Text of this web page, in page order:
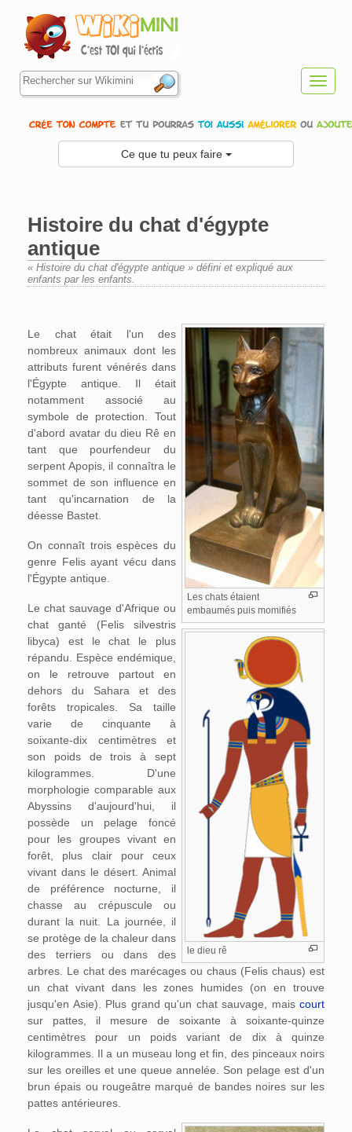
Ce que tu peux faire
Histoire du chat d'égypte
antique
« Histoire du chat d'égypte antique » défini et expliqué aux
enfants par les enfants.
Les chats étaient
embaumés puis momifiés
le dieu rê
Le chat était l'un des
nombreux animaux dont les
attributs furent vénérés dans
l'Égypte antique. Il était
notamment associé au
symbole de protection. Tout
d'abord avatar du dieu Rê en
tant que pourfendeur du
serpent Apopis, il connaîtra le
sommet de son influence en
tant qu'incarnation de la
déesse Bastet.
On connaît trois espèces du
genre Felis ayant vécu dans
l'Égypte antique.
Le chat sauvage d'Afrique ou
chat ganté (Felis silvestris
libyca) est le chat le plus
répandu. Espèce endémique,
on le retrouve partout en
dehors du Sahara et des
forêts tropicales. Sa taille
varie de cinquante à
soixante-dix centimètres et
son poids de trois à sept
kilogrammes. D'une
morphologie comparable aux
Abyssins d'aujourd'hui, il
possède un pelage foncé
pour les groupes vivant en
forêt, plus clair pour ceux
vivant dans le désert. Animal
de préférence nocturne, il
chasse au crépuscule ou
durant la nuit. La journée, il
se protège de la chaleur dans
des terriers ou dans des
arbres. Le chat des marécages ou chaus (Felis chaus) est
un chat vivant dans les zones humides (on en trouve
jusqu'en Asie). Plus grand qu'un chat sauvage, mais court
sur pattes, il mesure de soixante à soixante-quinze
centimètres pour un poids variant de dix à quinze
kilogrammes. Il a un museau long et fin, des pinceaux noirs
sur les oreilles et une queue annelée. Son pelage est d'un
brun épais ou rougeâtre marqué de bandes noires sur les
pattes antérieures.